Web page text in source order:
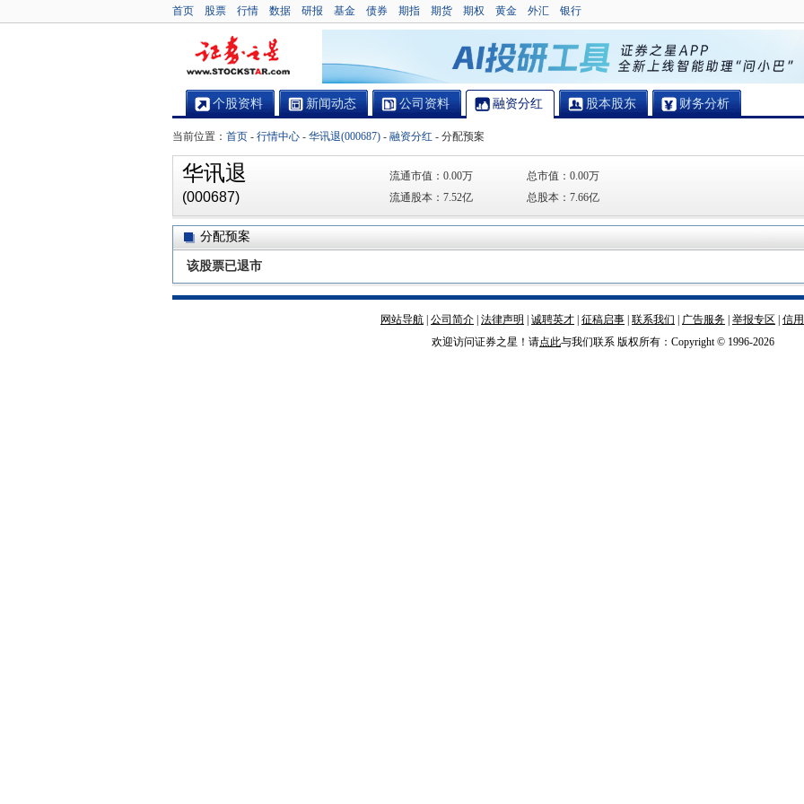
首页 股票 行情 数据 研报 基金 债券 期指 期货 期权 黄金 外汇 银行
个股资料 新闻动态 公司资料 融资分红 股本股东 财务分析
当前位置： 首页 - 行情中心 - 华讯退(000687) - 融资分红 - 分配预案
华讯退
(000687)
流通市值： 0.00万 总市值： 0.00万
流通股本： 7.52亿 总股本： 7.66亿
分配预案
该股票已退市
网站导航 公司简介 法律声明 诚聘英才 征稿启事 联系我们 广告服务 举报专区
信
欢迎访问证券之星！请点此与我们联系 版权所有：Copyright © 1996-2026